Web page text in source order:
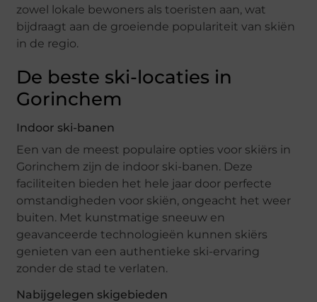
zowel lokale bewoners als toeristen aan, wat
bijdraagt aan de groeiende populariteit van skiën
in de regio.
De beste ski-locaties in
Gorinchem
Indoor ski-banen
Een van de meest populaire opties voor skiërs in
Gorinchem zijn de indoor ski-banen. Deze
faciliteiten bieden het hele jaar door perfecte
omstandigheden voor skiën, ongeacht het weer
buiten. Met kunstmatige sneeuw en
geavanceerde technologieën kunnen skiërs
genieten van een authentieke ski-ervaring
zonder de stad te verlaten.
Nabijgelegen skigebieden